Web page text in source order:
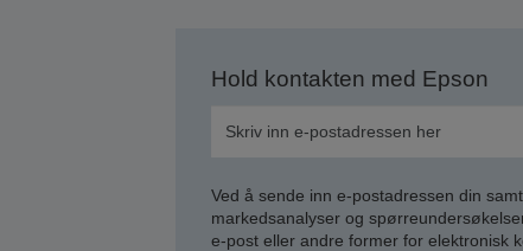
Hold kontakten med Epson
Ved å sende inn e-postadressen din
markedsanalyser og
e-post eller andre former for elektronisk